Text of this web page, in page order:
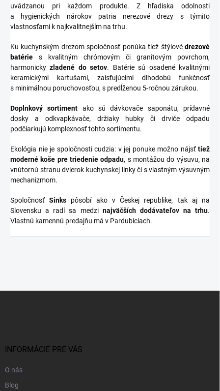
uvádzanou pri každom produkte. Z hľadiska odolnosti
a hygienických nárokov patria nerezové drezy s týmito
vlastnosťami k najkvalitnejším na trhu.
Ku kuchynským drezom spoločnosť ponúka tiež štýlové drezové
batérie s kvalitným chrómovým či granitovým povrchom,
harmonickyzladené do setov. Batérie sú osadené kvalitnými
keramickými kartušami, zaisťujúcimi dlhodobú funkčnosť
s minimálnou poruchovosťou, s predĺženou 5-ročnou zárukou.
Doplnkový sortiment ako sú dávkovače saponátu, prídavné
dosky a odkvapkávače, držiaky hubky či drviče odpadu
podčiarkujú komplexnosť tohto sortimentu.
Ekológia nie je spoločnosti cudzia: v jej ponuke možno nájsťtiež
moderné koše pre triedenie odpadu, s montážou do výsuvu, na
vnútornú stranu dvierok kuchynskej linky či s vlastným výsuvným
mechanizmom.
SpoločnosťSinks pôsobí ako v Českej republike, tak aj na
Slovensku a radí sa medzi najväčších dodávateľov na trhu.
Vlastnú kamennú predajňu má v Pardubiciach.
INFORMÁCIE PRE VÁS
O nás
Blog